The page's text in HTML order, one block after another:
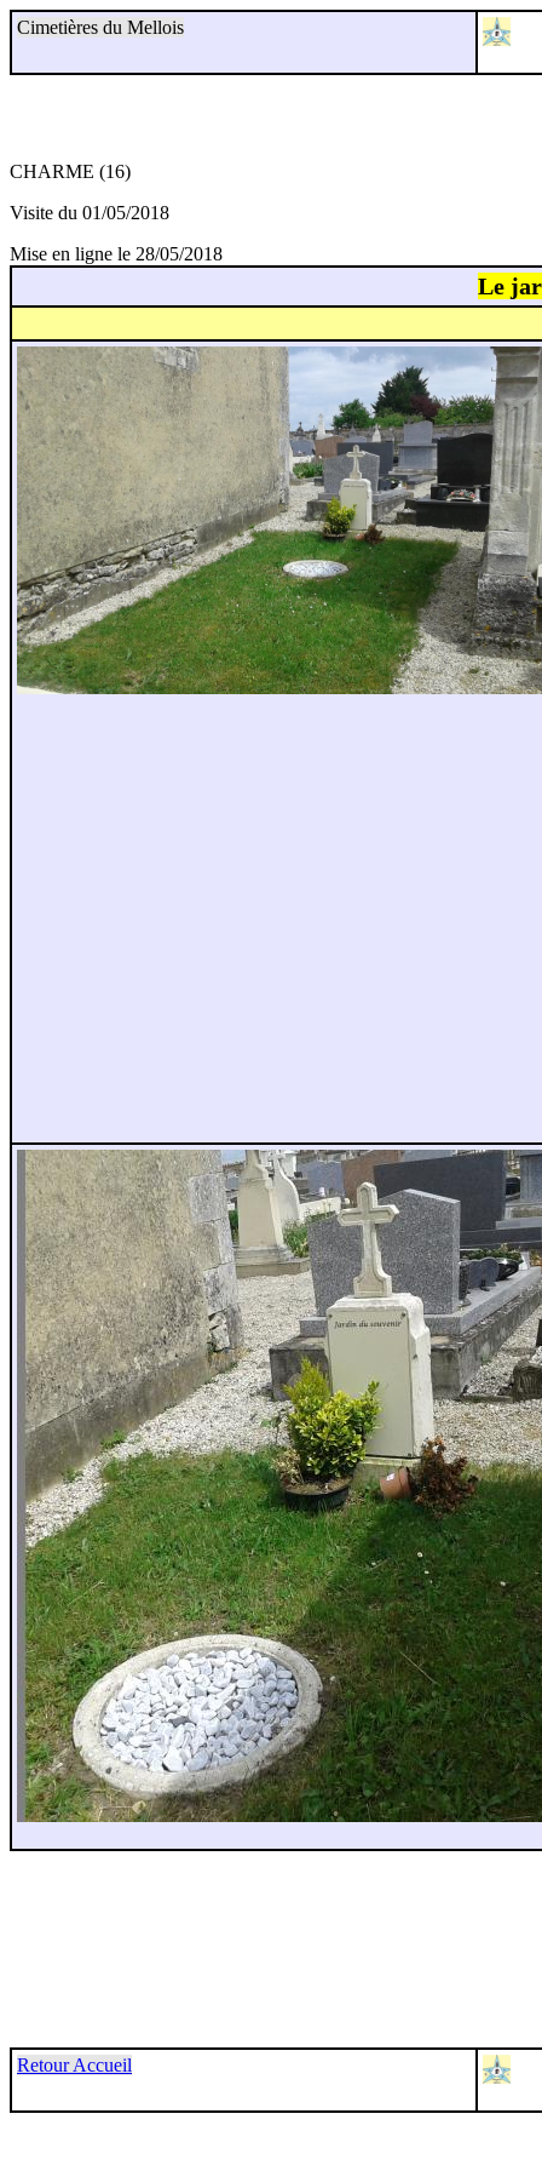
Cimetières du Mellois
CHARME (16)
Visite du 01/05/2018
Mise en ligne le 28/05/2018
Le
Retour Accueil